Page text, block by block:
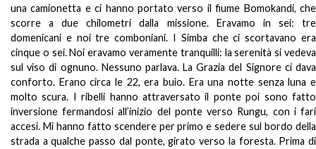
una camionetta e ci hanno portato verso il fiume Bomokandi, che
scorre a due chilometri dalla missione. Eravamo in sei: tre
domenicani e noi tre comboniani. I Simba che ci scortavano era
cinque o sei. Noi eravamo veramente tranquilli: la serenità si vedeva
sul viso di ognuno. Nessuno parlava. La Grazia del Signore ci dava
conforto. Erano circa le 22, era buio. Era una notte senza luna e
molto scura. I ribelli hanno attraversato il ponte poi sono fatto
inversione fermandosi all’inizio del ponte verso Rungu, con i fari
accesi. Mi hanno fatto scendere per primo e sedere sul bordo della
strada a qualche passo dal ponte, girato verso la foresta. Prima di